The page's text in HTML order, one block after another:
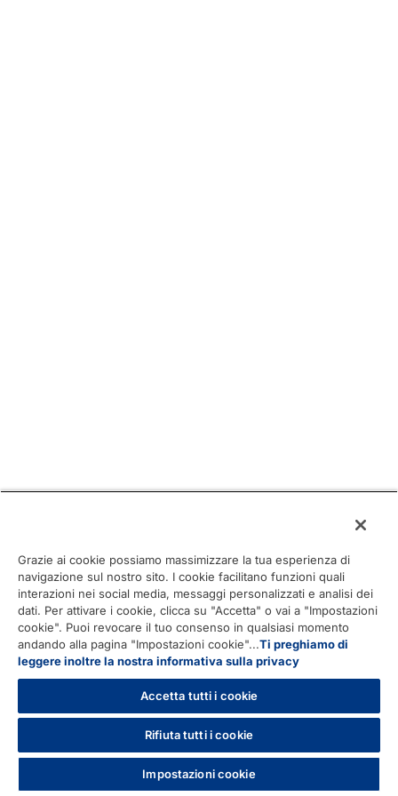
Grazie ai cookie possiamo massimizzare la tua esperienza di
navigazione sul nostro sito. I cookie facilitano funzioni quali
interazioni nei social media, messaggi personalizzati e analisi dei
dati. Per attivare i cookie, clicca su "Accetta" o vai a "Impostazioni
cookie". Puoi revocare il tuo consenso in qualsiasi momento
andando alla pagina "Impostazioni cookie"...Ti preghiamo di
leggere inoltre la nostra informativa sulla privacy
Accetta tutti i cookie
Rifiuta tutti i cookie
Impostazioni cookie